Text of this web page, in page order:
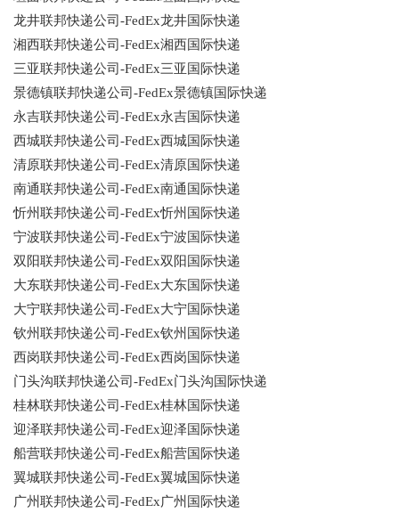
龙井联邦快递公司-FedEx龙井国际快递
湘西联邦快递公司-FedEx湘西国际快递
三亚联邦快递公司-FedEx三亚国际快递
景德镇联邦快递公司-FedEx景德镇国际快递
永吉联邦快递公司-FedEx永吉国际快递
西城联邦快递公司-FedEx西城国际快递
清原联邦快递公司-FedEx清原国际快递
南通联邦快递公司-FedEx南通国际快递
忻州联邦快递公司-FedEx忻州国际快递
宁波联邦快递公司-FedEx宁波国际快递
双阳联邦快递公司-FedEx双阳国际快递
大东联邦快递公司-FedEx大东国际快递
大宁联邦快递公司-FedEx大宁国际快递
钦州联邦快递公司-FedEx钦州国际快递
西岗联邦快递公司-FedEx西岗国际快递
门头沟联邦快递公司-FedEx门头沟国际快递
桂林联邦快递公司-FedEx桂林国际快递
迎泽联邦快递公司-FedEx迎泽国际快递
船营联邦快递公司-FedEx船营国际快递
翼城联邦快递公司-FedEx翼城国际快递
广州联邦快递公司-FedEx广州国际快递